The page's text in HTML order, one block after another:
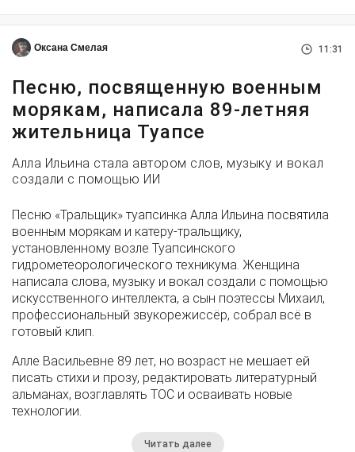
Оксана Смелая 11:31
Песню, посвященную военным
морякам, написала 89-летняя
жительница Туапсе
Алла Ильина стала автором слов, музыку и вокал
создали с помощью ИИ
Песню «Тральщик» туапсинка Алла Ильина посвятила
военным морякам и катеру-тральщику,
установленному возле Туапсинского
гидрометеорологического техникума. Женщина
написала слова, музыку и вокал создали с помощью
искусственного интеллекта, а сын поэтессы Михаил,
профессиональный звукорежиссёр, собрал всё в
готовый клип.
Алле Васильевне 89 лет, но возраст не мешает ей
писать стихи и прозу, редактировать литературный
альманах, возглавлять ТОС и осваивать новые
технологии.
Читать далее